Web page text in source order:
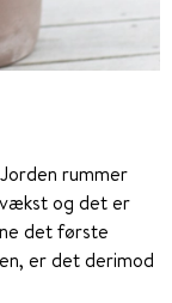
rummer
og det er
det første
er det derimod